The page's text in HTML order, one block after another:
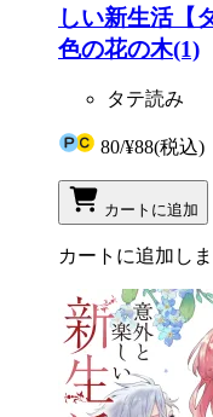
しい新生活【
色の花の木(1)
タテ読み
80/¥88(税込)
カートに追加
カートに追加し